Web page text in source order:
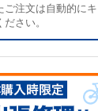
ご注文は自動的に
さい。